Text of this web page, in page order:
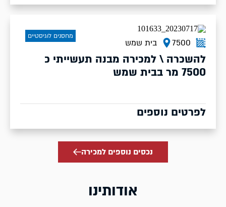
7500 בית שמש
להשכרה \ למכירה מבנה תעשייתי כ
7500 מר בבית שמש
לפרטים נוספים
מחסנים לוגיסטיים
נכסים נוספים למכירה
אודותינו